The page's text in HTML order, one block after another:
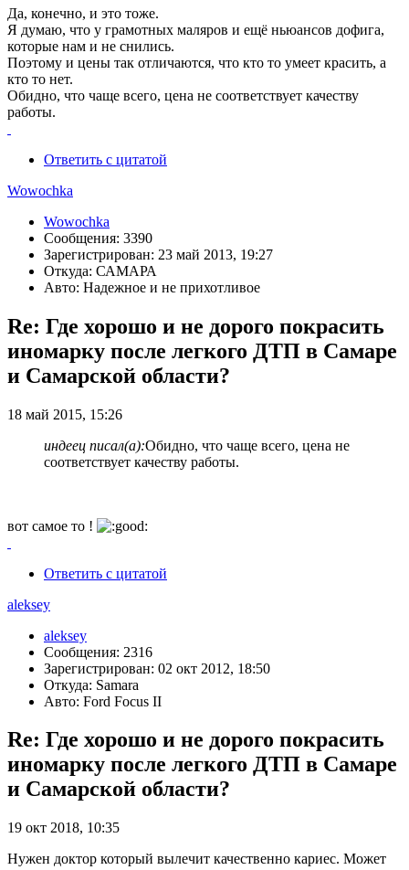
Да, конечно, и это тоже.
Я думаю, что у грамотных маляров и ещё ньюансов дофига,
которые нам и не снились.
Поэтому и цены так отличаются, что кто то умеет красить, а
кто то нет.
Обидно, что чаще всего, цена не соответствует качеству
работы.
Ответить с цитатой
Wowochka
Wowochka
Сообщения: 3390
Зарегистрирован: 23 май 2013, 19:27
Откуда: САМАРА
Авто: Надежное и не прихотливое
Re: Где хорошо и не дорого покрасить
иномарку после легкого ДТП в Самаре
и Самарской области?
18 май 2015, 15:26
индеец писал(а):Обидно, что чаще всего, цена не
соответствует качеству работы.
вот самое то !
Ответить с цитатой
aleksey
aleksey
Сообщения: 2316
Зарегистрирован: 02 окт 2012, 18:50
Откуда: Samara
Авто: Ford Focus II
Re: Где хорошо и не дорого покрасить
иномарку после легкого ДТП в Самаре
и Самарской области?
19 окт 2018, 10:35
Нужен доктор который вылечит качественно кариес. Может